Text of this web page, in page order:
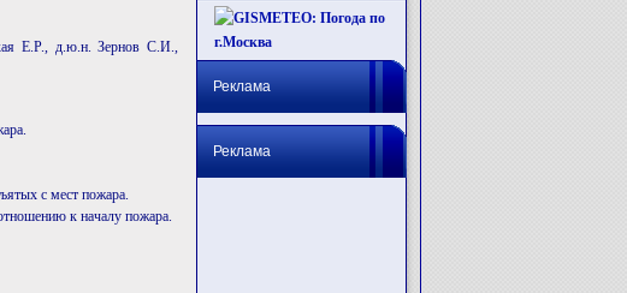
Е.Р., д.ю.н. Зернов С.И.,
с мест пожара.
к началу пожара.
Реклама
Реклама